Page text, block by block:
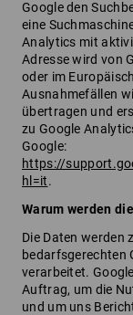
Google den
eine
Analytics mit
Adresse wird von
oder im
Ausnahmefällen
übertragen und
zu Google
Google:
https://
hl=it.
Warum werden
Die Daten werden
bedarfsgerechten
verarbeitet.
Auftrag, um die
und um uns